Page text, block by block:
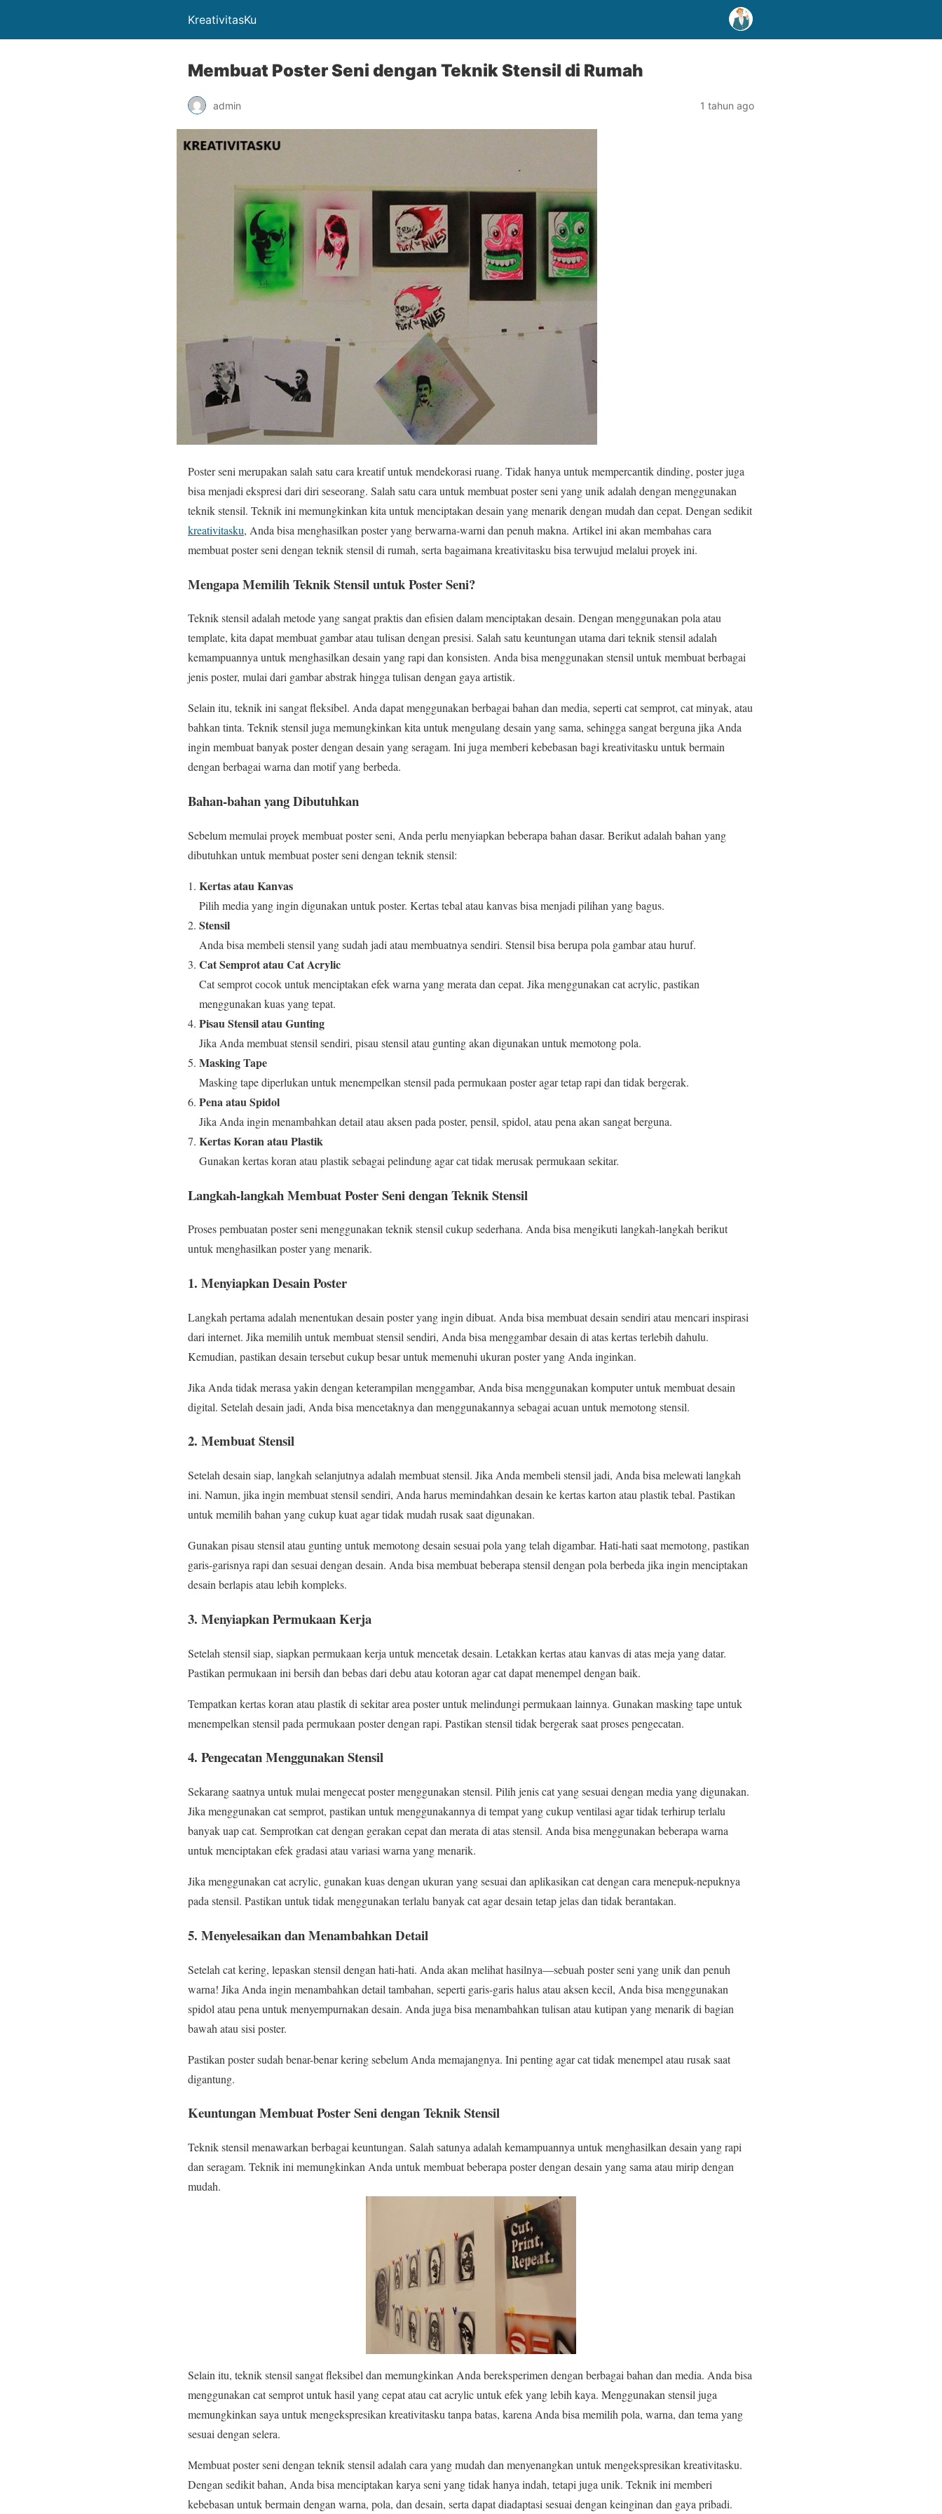
KreativitasKu
Membuat Poster Seni dengan Teknik Stensil di Rumah
admin 1 tahun ago
Poster seni merupakan salah satu cara kreatif untuk mendekorasi ruang. Tidak hanya untuk mempercantik dinding, poster juga
bisa menjadi ekspresi dari diri seseorang. Salah satu cara untuk membuat poster seni yang unik adalah dengan menggunakan
teknik stensil. Teknik ini memungkinkan kita untuk menciptakan desain yang menarik dengan mudah dan cepat. Dengan sedikit
kreativitasku, Anda bisa menghasilkan poster yang berwarna-warni dan penuh makna. Artikel ini akan membahas cara
membuat poster seni dengan teknik stensil di rumah, serta bagaimana kreativitasku bisa terwujud melalui proyek ini.
Mengapa Memilih Teknik Stensil untuk Poster Seni?
Teknik stensil adalah metode yang sangat praktis dan efisien dalam menciptakan desain. Dengan menggunakan pola atau
template, kita dapat membuat gambar atau tulisan dengan presisi. Salah satu keuntungan utama dari teknik stensil adalah
kemampuannya untuk menghasilkan desain yang rapi dan konsisten. Anda bisa menggunakan stensil untuk membuat berbagai
jenis poster, mulai dari gambar abstrak hingga tulisan dengan gaya artistik.
Selain itu, teknik ini sangat fleksibel. Anda dapat menggunakan berbagai bahan dan media, seperti cat semprot, cat minyak, atau
bahkan tinta. Teknik stensil juga memungkinkan kita untuk mengulang desain yang sama, sehingga sangat berguna jika Anda
ingin membuat banyak poster dengan desain yang seragam. Ini juga memberi kebebasan bagi kreativitasku untuk bermain
dengan berbagai warna dan motif yang berbeda.
Bahan-bahan yang Dibutuhkan
Sebelum memulai proyek membuat poster seni, Anda perlu menyiapkan beberapa bahan dasar. Berikut adalah bahan yang
dibutuhkan untuk membuat poster seni dengan teknik stensil:
Kertas atau Kanvas
Pilih media yang ingin digunakan untuk poster. Kertas tebal atau kanvas bisa menjadi pilihan yang bagus.
Stensil
Anda bisa membeli stensil yang sudah jadi atau membuatnya sendiri. Stensil bisa berupa pola gambar atau huruf.
Cat Semprot atau Cat Acrylic
Cat semprot cocok untuk menciptakan efek warna yang merata dan cepat. Jika menggunakan cat acrylic, pastikan
menggunakan kuas yang tepat.
Pisau Stensil atau Gunting
Jika Anda membuat stensil sendiri, pisau stensil atau gunting akan digunakan untuk memotong pola.
Masking Tape
Masking tape diperlukan untuk menempelkan stensil pada permukaan poster agar tetap rapi dan tidak bergerak.
Pena atau Spidol
Jika Anda ingin menambahkan detail atau aksen pada poster, pensil, spidol, atau pena akan sangat berguna.
Kertas Koran atau Plastik
Gunakan kertas koran atau plastik sebagai pelindung agar cat tidak merusak permukaan sekitar.
Langkah-langkah Membuat Poster Seni dengan Teknik Stensil
Proses pembuatan poster seni menggunakan teknik stensil cukup sederhana. Anda bisa mengikuti langkah-langkah berikut
untuk menghasilkan poster yang menarik.
1. Menyiapkan Desain Poster
Langkah pertama adalah menentukan desain poster yang ingin dibuat. Anda bisa membuat desain sendiri atau mencari inspirasi
dari internet. Jika memilih untuk membuat stensil sendiri, Anda bisa menggambar desain di atas kertas terlebih dahulu.
Kemudian, pastikan desain tersebut cukup besar untuk memenuhi ukuran poster yang Anda inginkan.
Jika Anda tidak merasa yakin dengan keterampilan menggambar, Anda bisa menggunakan komputer untuk membuat desain
digital. Setelah desain jadi, Anda bisa mencetaknya dan menggunakannya sebagai acuan untuk memotong stensil.
2. Membuat Stensil
Setelah desain siap, langkah selanjutnya adalah membuat stensil. Jika Anda membeli stensil jadi, Anda bisa melewati langkah
ini. Namun, jika ingin membuat stensil sendiri, Anda harus memindahkan desain ke kertas karton atau plastik tebal. Pastikan
untuk memilih bahan yang cukup kuat agar tidak mudah rusak saat digunakan.
Gunakan pisau stensil atau gunting untuk memotong desain sesuai pola yang telah digambar. Hati-hati saat memotong, pastikan
garis-garisnya rapi dan sesuai dengan desain. Anda bisa membuat beberapa stensil dengan pola berbeda jika ingin menciptakan
desain berlapis atau lebih kompleks.
3. Menyiapkan Permukaan Kerja
Setelah stensil siap, siapkan permukaan kerja untuk mencetak desain. Letakkan kertas atau kanvas di atas meja yang datar.
Pastikan permukaan ini bersih dan bebas dari debu atau kotoran agar cat dapat menempel dengan baik.
Tempatkan kertas koran atau plastik di sekitar area poster untuk melindungi permukaan lainnya. Gunakan masking tape untuk
menempelkan stensil pada permukaan poster dengan rapi. Pastikan stensil tidak bergerak saat proses pengecatan.
4. Pengecatan Menggunakan Stensil
Sekarang saatnya untuk mulai mengecat poster menggunakan stensil. Pilih jenis cat yang sesuai dengan media yang digunakan.
Jika menggunakan cat semprot, pastikan untuk menggunakannya di tempat yang cukup ventilasi agar tidak terhirup terlalu
banyak uap cat. Semprotkan cat dengan gerakan cepat dan merata di atas stensil. Anda bisa menggunakan beberapa warna
untuk menciptakan efek gradasi atau variasi warna yang menarik.
Jika menggunakan cat acrylic, gunakan kuas dengan ukuran yang sesuai dan aplikasikan cat dengan cara menepuk-nepuknya
pada stensil. Pastikan untuk tidak menggunakan terlalu banyak cat agar desain tetap jelas dan tidak berantakan.
5. Menyelesaikan dan Menambahkan Detail
Setelah cat kering, lepaskan stensil dengan hati-hati. Anda akan melihat hasilnya—sebuah poster seni yang unik dan penuh
warna! Jika Anda ingin menambahkan detail tambahan, seperti garis-garis halus atau aksen kecil, Anda bisa menggunakan
spidol atau pena untuk menyempurnakan desain. Anda juga bisa menambahkan tulisan atau kutipan yang menarik di bagian
bawah atau sisi poster.
Pastikan poster sudah benar-benar kering sebelum Anda memajangnya. Ini penting agar cat tidak menempel atau rusak saat
digantung.
Keuntungan Membuat Poster Seni dengan Teknik Stensil
Teknik stensil menawarkan berbagai keuntungan. Salah satunya adalah kemampuannya untuk menghasilkan desain yang rapi
dan seragam. Teknik ini memungkinkan Anda untuk membuat beberapa poster dengan desain yang sama atau mirip dengan
mudah.
Selain itu, teknik stensil sangat fleksibel dan memungkinkan Anda bereksperimen dengan berbagai bahan dan media. Anda bisa
menggunakan cat semprot untuk hasil yang cepat atau cat acrylic untuk efek yang lebih kaya. Menggunakan stensil juga
memungkinkan saya untuk mengekspresikan kreativitasku tanpa batas, karena Anda bisa memilih pola, warna, dan tema yang
sesuai dengan selera.
Membuat poster seni dengan teknik stensil adalah cara yang mudah dan menyenangkan untuk mengekspresikan kreativitasku.
Dengan sedikit bahan, Anda bisa menciptakan karya seni yang tidak hanya indah, tetapi juga unik. Teknik ini memberi
kebebasan untuk bermain dengan warna, pola, dan desain, serta dapat diadaptasi sesuai dengan keinginan dan gaya pribadi.